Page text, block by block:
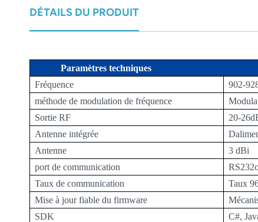
magyar
DÉTAILS DU PRODUIT
Paramètres techniques
Fréquence
902-
méthode de modulation de fréquence
Sortie RF
20-26
Antenne intégrée
D
Antenne
3 dBi
port de communication
RS232
Taux de communication
Taux
Mise à jour fiable du firmware
SDK
C#,